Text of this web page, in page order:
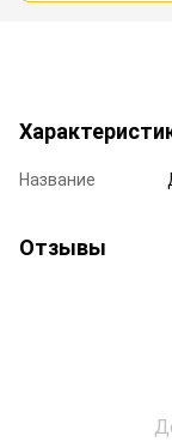
Название
Отзывы